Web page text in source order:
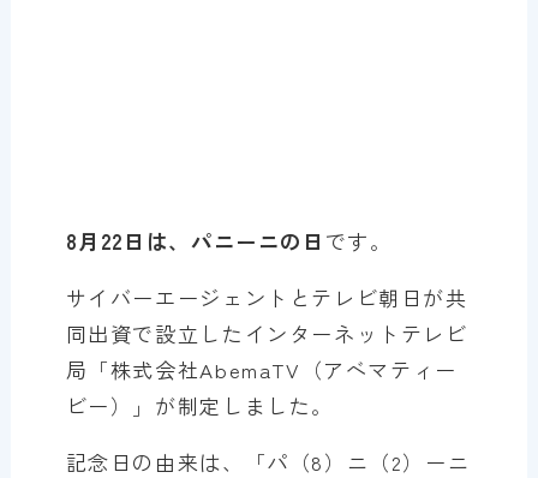
8月22日は、パニーニの日 です。
サイバーエージェントとテレビ朝日が共
同出資で設立したインターネットテレビ
局「株式会社AbemaTV（アベマティー
ビー）」が制定しました。
記念日の由来は、「パ（8）ニ（2）ーニ